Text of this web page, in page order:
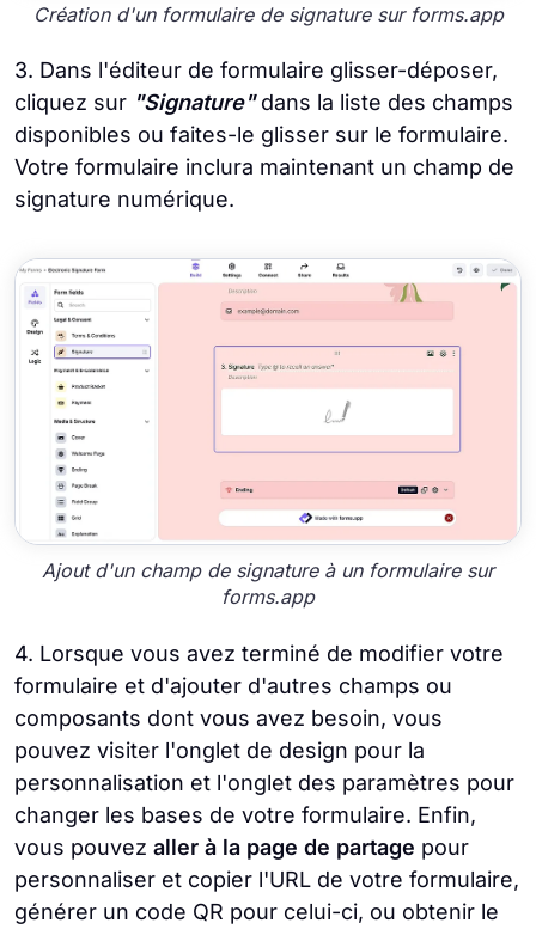
Création d'un formulaire de signature sur forms.app
3. Dans l'éditeur de formulaire glisser-déposer,
cliquez sur "Signature"dans la liste des champs
disponibles ou faites-le glisser sur le formulaire.
Votre formulaire inclura maintenant un champ de
signature numérique.
Ajout d'un champ de signature à un formulaire sur
forms.app
4. Lorsque vous avez terminé de modifier votre
formulaire et d'ajouter d'autres champs ou
composants dont vous avez besoin, vous
pouvez visiter l'onglet de design pour la
personnalisation et l'onglet des paramètres pour
changer les bases de votre formulaire. Enfin,
vous pouvez aller à la page de partage pour
personnaliser et copier l'URL de votre formulaire,
générer un code QR pour celui-ci, ou obtenir le